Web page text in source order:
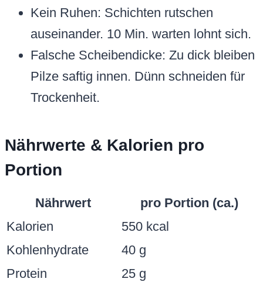
Kein Ruhen: Schichten rutschen
auseinander. 10 Min. warten lohnt sich.
Falsche Scheibendicke: Zu dick bleiben
Pilze saftig innen. Dünn schneiden für
Trockenheit.
Nährwerte & Kalorien pro
Portion
Nährwert
pro Portion (ca.)
Kalorien
550 kcal
Kohlenhydrate
40 g
Protein
25 g